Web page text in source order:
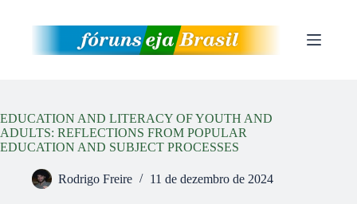
EDUCATION AND LITERACY OF YOUTH AND
ADULTS: REFLECTIONS FROM POPULAR
EDUCATION AND SUBJECT PROCESSES
Rodrigo Freire 11 de dezembro de 2024